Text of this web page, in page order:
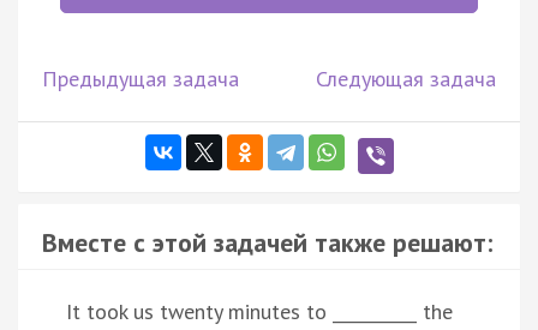
Предыдущая задача Следующая задача
Вместе с этой задачей также решают:
It took us twenty minutes to __________ the